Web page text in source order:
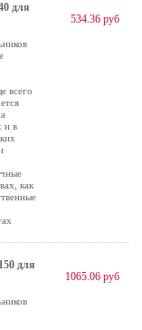
для
всего
и в
как
534.36 руб
для
1065.06 руб